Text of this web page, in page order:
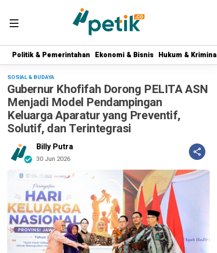
Politik & Pemerintahan Ekonomi & Bisnis Hukum &
Politik & Pemerintahan Ekonomi & Bisnis Hukum &
SOSIAL & BUDAYA
Gubernur Khofifah Dorong PELITA ASN
Menjadi Model Pendampingan
Keluarga Aparatur yang Preventif,
Solutif, dan Terintegrasi
Billy Putra
30 Jun 2026